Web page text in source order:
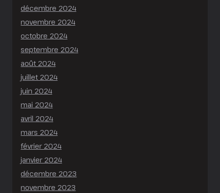
décembre 2024
novembre 2024
octobre 2024
septembre 2024
août 2024
juillet 2024
juin 2024
mai 2024
avril 2024
mars 2024
février 2024
janvier 2024
décembre 2023
novembre 2023